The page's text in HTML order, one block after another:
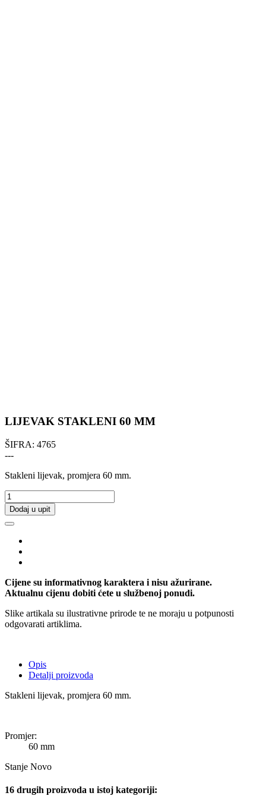
LIJEVAK STAKLENI 60 MM
ŠIFRA: 4765
---
Stakleni lijevak, promjera 60 mm.
Dodaj u upit
Cijene su informativnog karaktera i nisu ažurirane.
Aktualnu cijenu dobiti ćete u službenoj ponudi.
Slike artikala su ilustrativne prirode te ne moraju u potpunosti
odgovarati artiklima.
Opis
Detalji proizvoda
Stakleni lijevak, promjera 60 mm.
Promjer:
60 mm
Stanje Novo
16 drugih proizvoda u istoj kategoriji: